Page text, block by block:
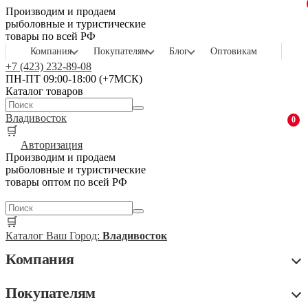
Производим и продаем
рыболовные и туристические
товары по всей РФ
Компания Покупателям Блог Оптовикам
+7 (423) 232-89-08
ПН-ПТ 09:00-18:00 (+7МСК)
Каталог товаров
Владивосток
🛒
0
Авторизация
Производим и продаем
рыболовные и туристические
товары оптом по всей РФ
🛒
Каталог Ваш Город: Владивосток
Компания
Покупателям